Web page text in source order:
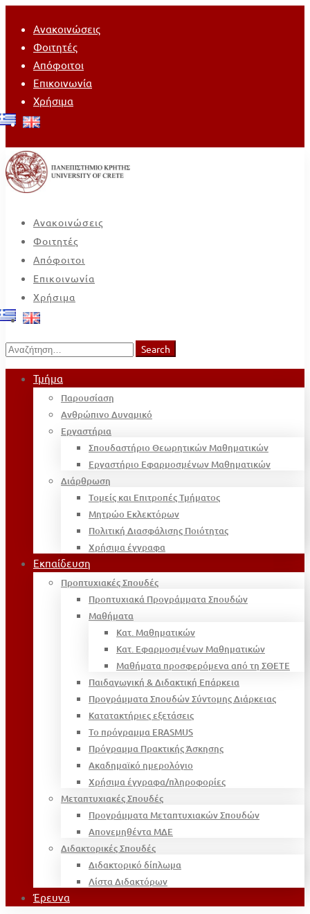
Ανακοινώσεις
Φοιτητές
Απόφοιτοι
Επικοινωνία
Χρήσιμα
Ανακοινώσεις
Φοιτητές
Απόφοιτοι
Επικοινωνία
Χρήσιμα
Search
for:
Search
Τμήμα
Παρουσίαση
Ανθρώπινο Δυναμικό
Εργαστήρια
Σπουδαστήριο Θεωρητικών Μαθηματικών
Εργαστήριο Εφαρμοσμένων Μαθηματικών
Διάρθρωση
Τομείς και Επιτροπές Τμήματος
Μητρώο Εκλεκτόρων
Πολιτική Διασφάλισης Ποιότητας
Χρήσιμα έγγραφα
Εκπαίδευση
Προπτυχιακές Σπουδές
Προπτυχιακά Προγράμματα Σπουδών
Μαθήματα
Κατ. Μαθηματικών
Κατ. Εφαρμοσμένων Μαθηματικών
Μαθήματα προσφερόμενα από τη ΣΘΕΤΕ
Παιδαγωγική & Διδακτική Επάρκεια
Προγράμματα Σπουδών Σύντομης Διάρκειας
Κατατακτήριες εξετάσεις
Το πρόγραμμα ERASMUS
Πρόγραμμα Πρακτικής Άσκησης
Ακαδημαϊκό ημερολόγιο
Χρήσιμα έγγραφα/πληροφορίες
Μεταπτυχιακές Σπουδές
Προγράμματα Μεταπτυχιακών Σπουδών
Απονεμηθέντα ΜΔΕ
Διδακτορικές Σπουδές
Διδακτορικό δίπλωμα
Λίστα Διδακτόρων
Έρευνα